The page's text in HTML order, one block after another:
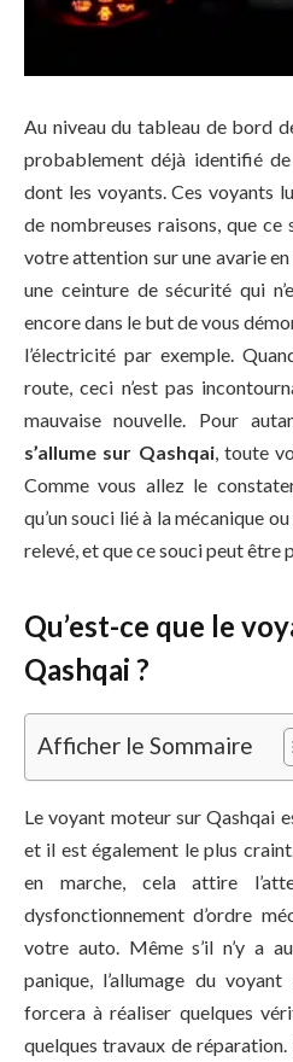
Au niveau du tableau de bord
probablement déjà identifié de
dont les voyants. Ces voyants
de nombreuses raisons, que
votre attention sur une avarie
une ceinture de sécurité qui
encore dans le but de vous
l’électricité par exemple.
route, ceci n’est pas
mauvaise nouvelle. Pour
s’allume sur Qashqai, toute
Comme vous allez le
qu’un souci lié à la mécanique
relevé, et que ce souci peut être
Qu’est-ce que le
Qashqai ?
Afficher le Sommaire
Le voyant moteur sur Qashqai
et il est également le plus
en marche, cela attire
dysfonctionnement d’ordre
votre auto. Même s’il n’y a
panique, l’allumage du
forcera à réaliser quelques
quelques travaux de